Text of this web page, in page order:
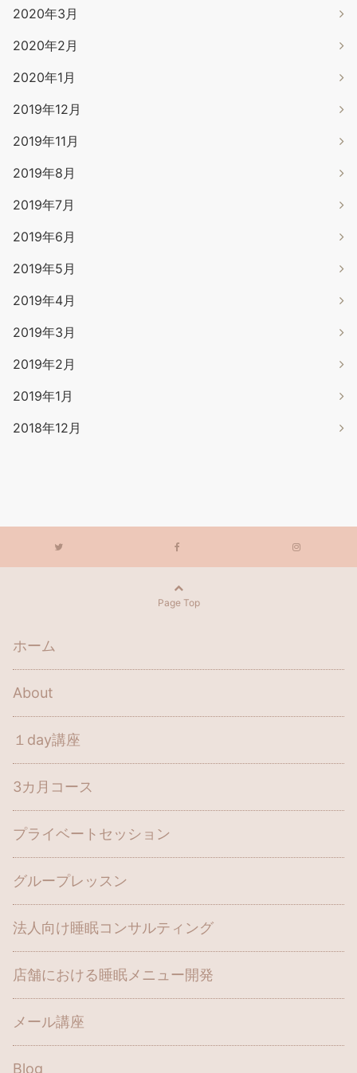
2020年3月
2020年2月
2020年1月
2019年12月
2019年11月
2019年8月
2019年7月
2019年6月
2019年5月
2019年4月
2019年3月
2019年2月
2019年1月
2018年12月
Page Top
ホーム
About
１day講座
3カ月コース
プライベートセッション
グループレッスン
法人向け睡眠コンサルティング
店舗における睡眠メニュー開発
メール講座
Blog